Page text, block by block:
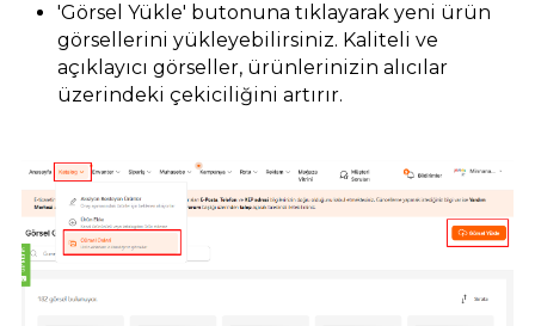
'Görsel Yükle' butonuna tıklayarak yeni ürün
görsellerini yükleyebilirsiniz. Kaliteli ve
açıklayıcı görseller, ürünlerinizin alıcılar
üzerindeki çekiciliğini artırır.